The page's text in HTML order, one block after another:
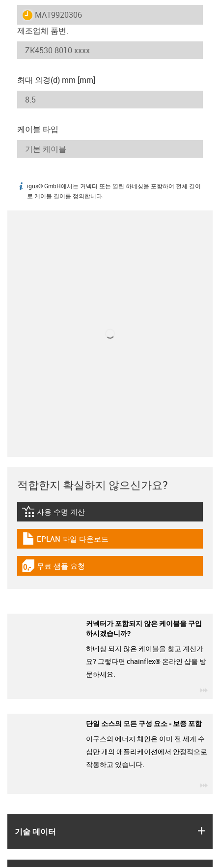
igus-icon-lieferzeit
MAT9920306
제조업체 품번.
최대 외경(d) mm [mm]
케이블 타입
igus-icon-info
igus® GmbH에서는 커넥터 또는 열린 하네싱을 포함하여 전체 길이
로 케이블 길이를 정의합니다.
기술 데이터
적합한지 확실하지 않으신가요?
igus-icon-lebensdauerrechner
사용 수명 계산
igus-icon-download-plan
EPLAN 파일 다운로드
igus-icon-gratismuster
무료 샘플 요청
커넥터가 포함되지 않은 케이블을 구입
하시겠습니까?
하네싱 되지 않은 케이블을 찾고 계신가
요? 그렇다면 chainflex® 온라인 샵을 방
문하세요.
단일 소스의 모든 구성 요소 - 보증 포함
이구스의 에너지 체인은 이미 전 세계 수
십만 개의 애플리케이션에서 안정적으로
작동하고 있습니다.